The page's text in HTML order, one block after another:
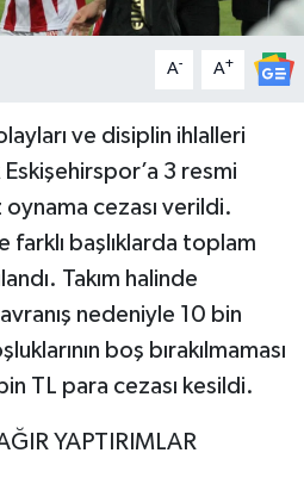
A- A+
ve disiplin ihlalleri
3 resmi
oynama cezası verildi.
farklı başlıklarda toplam
Takım halinde
nedeniyle 10 bin
boş bırakılmaması
TL para cezası kesildi.
YAPTIRIMLAR